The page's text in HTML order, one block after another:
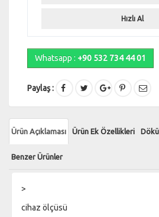
Hızlı Al
Whatsapp : +90 532 734 44 01
Paylaş :
Ürün Açıklaması Ürün Ek Özellikleri
Benzer Ürünler
>
cihaz ölçüsü